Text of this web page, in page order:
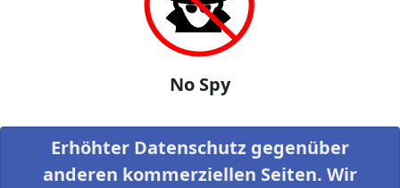
No Spy
Erhöhter Datenschutz gegenüber
anderen kommerziellen Seiten. Wir